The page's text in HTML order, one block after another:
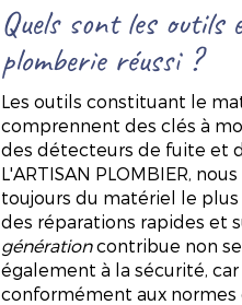
Quels sont les outils
plomberie réussi ?
Les outils constituant le
comprennent des clés à
des détecteurs de fuite et
L'ARTISAN PLOMBIER,
toujours du matériel le
des réparations rapides et
générationcontribue non
également à la sécurité,
conformément aux normes